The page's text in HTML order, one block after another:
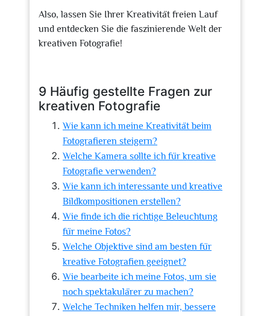
Also, lassen Sie Ihrer Kreativität freien Lauf
und entdecken Sie die faszinierende Welt der
kreativen Fotografie!
9 Häufig gestellte Fragen zur
kreativen Fotografie
Wie kann ich meine Kreativität beim
Fotografieren steigern?
Welche Kamera sollte ich für kreative
Fotografie verwenden?
Wie kann ich interessante und kreative
Bildkompositionen erstellen?
Wie finde ich die richtige Beleuchtung
für meine Fotos?
Welche Objektive sind am besten für
kreative Fotografien geeignet?
Wie bearbeite ich meine Fotos, um sie
noch spektakulärer zu machen?
Welche Techniken helfen mir, bessere